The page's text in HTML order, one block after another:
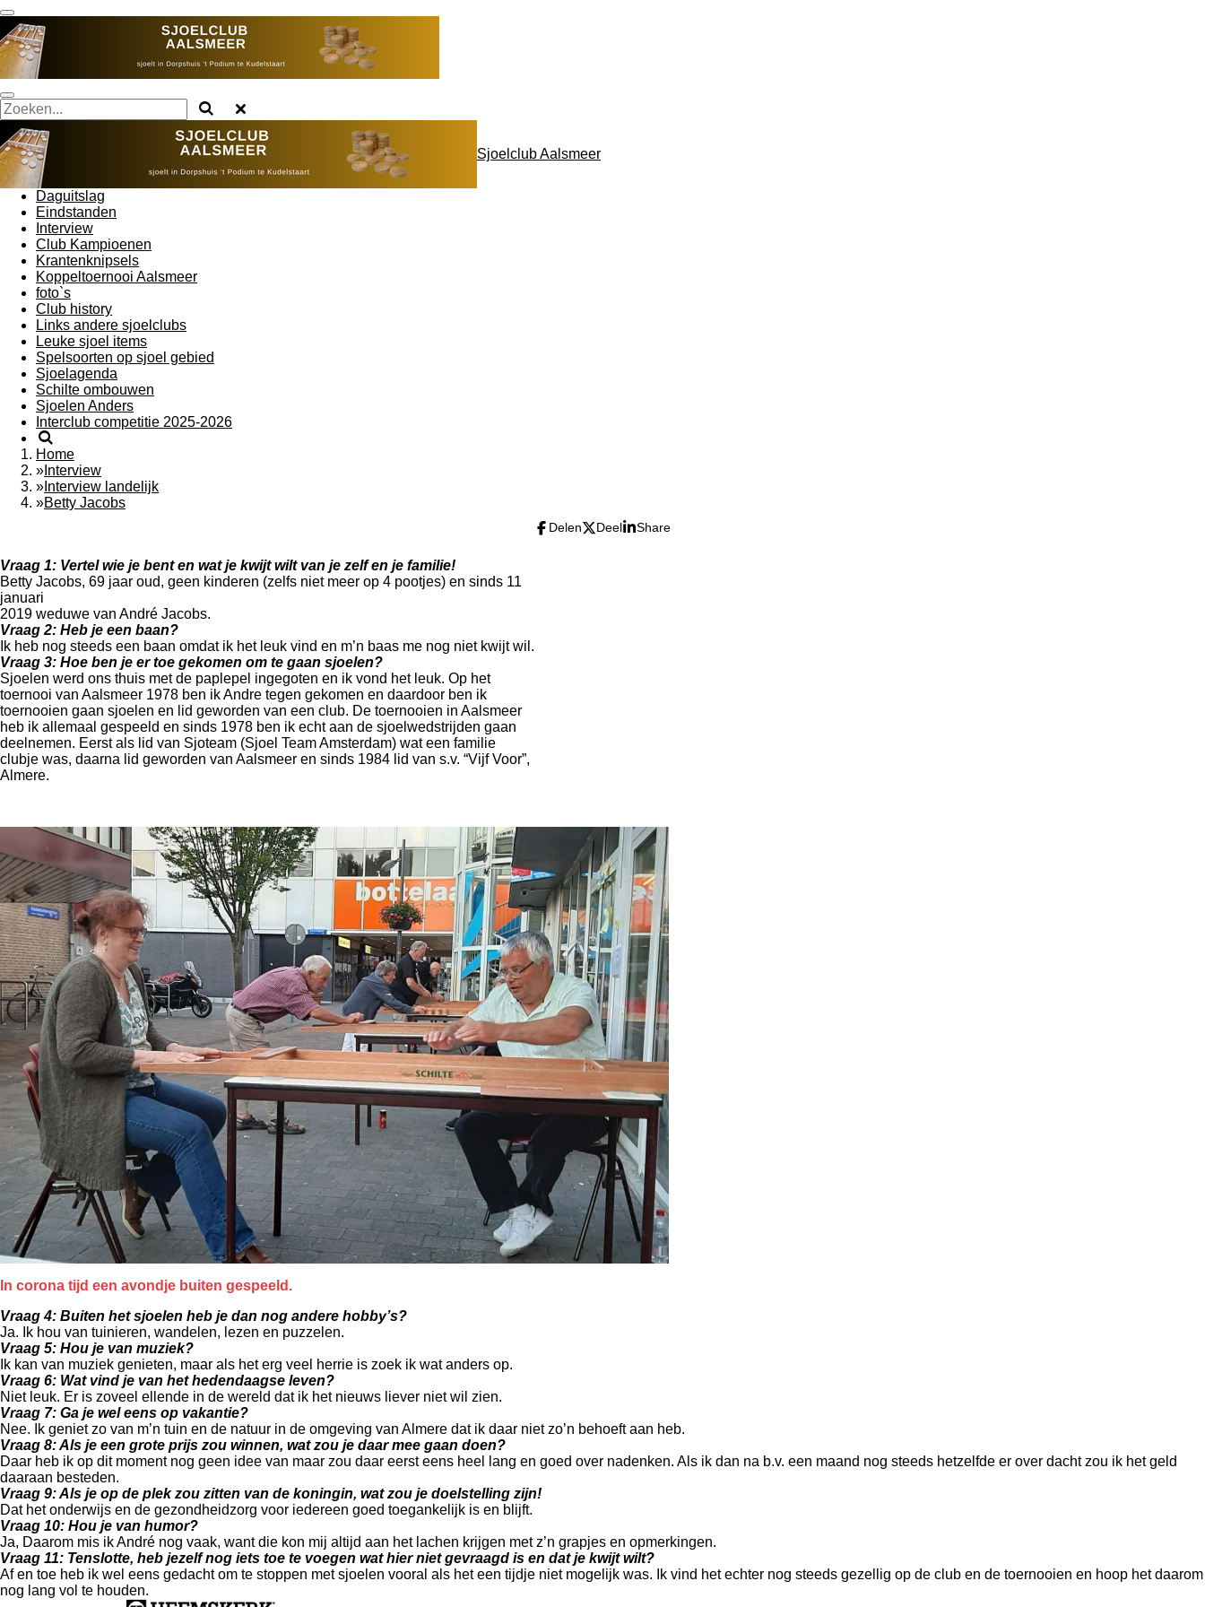
Ga
direct
naar
de
hoofdinhoud
Sjoelclub Aalsmeer
Daguitslag
Eindstanden
Interview
Club Kampioenen
Krantenknipsels
Koppeltoernooi Aalsmeer
foto`s
Club history
Links andere sjoelclubs
Leuke sjoel items
Spelsoorten op sjoel gebied
Sjoelagenda
Schilte ombouwen
Sjoelen Anders
Interclub competitie 2025-2026
Home
» Interview
» Interview landelijk
»Betty Jacobs
Delen Deel Share
Vraag 1: Vertel wie je bent en wat je kwijt wilt van je zelf en je familie!
Betty Jacobs, 69 jaar oud, geen kinderen (zelfs niet meer op 4 pootjes) en sinds 11
januari
2019 weduwe van André Jacobs.
Vraag 2: Heb je een baan?
Ik heb nog steeds een baan omdat ik het leuk vind en m’n baas me nog niet kwijt wil.
Vraag 3: Hoe ben je er toe gekomen om te gaan sjoelen?
Sjoelen werd ons thuis met de paplepel ingegoten en ik vond het leuk. Op het
toernooi van Aalsmeer 1978 ben ik Andre tegen gekomen en daardoor ben ik
toernooien gaan sjoelen en lid geworden van een club. De toernooien in Aalsmeer
heb ik allemaal gespeeld en sinds 1978 ben ik echt aan de sjoelwedstrijden gaan
deelnemen. Eerst als lid van Sjoteam (Sjoel Team Amsterdam) wat een familie
clubje was, daarna lid geworden van Aalsmeer en sinds 1984 lid van s.v. “Vijf Voor”,
Almere.
In corona tijd een avondje buiten gespeeld.
Vraag 4: Buiten het sjoelen heb je dan nog andere hobby’s?
Ja. Ik hou van tuinieren, wandelen, lezen en puzzelen.
Vraag 5: Hou je van muziek?
Ik kan van muziek genieten, maar als het erg veel herrie is zoek ik wat anders op.
Vraag 6: Wat vind je van het hedendaagse leven?
Niet leuk. Er is zoveel ellende in de wereld dat ik het nieuws liever niet wil zien.
Vraag 7: Ga je wel eens op vakantie?
Nee. Ik geniet zo van m’n tuin en de natuur in de omgeving van Almere dat ik daar niet zo’n behoeft aan heb.
Vraag 8: Als je een grote prijs zou winnen, wat zou je daar mee gaan doen?
Daar heb ik op dit moment nog geen idee van maar zou daar eerst eens heel lang en goed over nadenken. Als ik dan na b.v. een maand nog steeds hetzelfde er over dacht zou ik het geld
daaraan besteden.
Vraag 9: Als je op de plek zou zitten van de koningin, wat zou je doelstelling zijn!
Dat het onderwijs en de gezondheidzorg voor iedereen goed toegankelijk is en blijft.
Vraag 10: Hou je van humor?
Ja, Daarom mis ik André nog vaak, want die kon mij altijd aan het lachen krijgen met z’n grapjes en opmerkingen.
Vraag 11: Tenslotte, heb jezelf nog iets toe te voegen wat hier niet gevraagd is en dat je kwijt wilt?
Af en toe heb ik wel eens gedacht om te stoppen met sjoelen vooral als het een tijdje niet mogelijk was. Ik vind het echter nog steeds gezellig op de club en de toernooien en hoop het daarom
nog lang vol te houden.